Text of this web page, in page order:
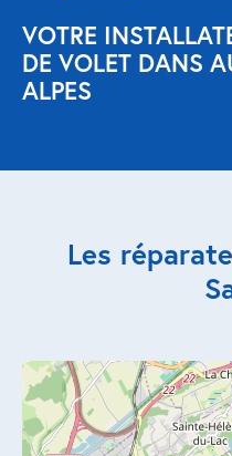
Réparation portail
Réparation volet battant
Modernisation et domotique
Motoriser un volet roulant
Prestations ad-hoc
Nous recrutons
VOTRE
DE VOLET DANS
ALPES
Les